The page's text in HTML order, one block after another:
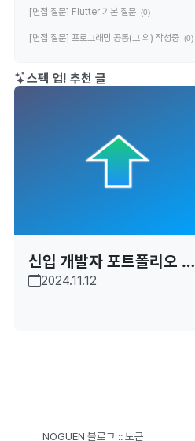
[면접 질문] Flutter 기본 질문 (0)
[면접 질문] 프로그래밍 공통(그 외) 작성중 (0)
스펙 업! 추천 글
신입 개발자 포트폴리오 작
성 - 3 (첨삭)
2024.11.12
NOGUEN 블로그 :: 노근